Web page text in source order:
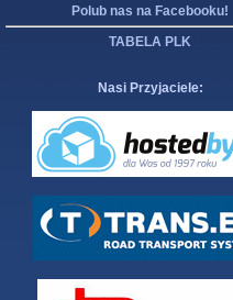
Polub nas na Facebooku!
TABELA PLK
Nasi Przyjaciele: